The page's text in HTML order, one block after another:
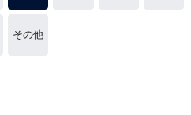
その他